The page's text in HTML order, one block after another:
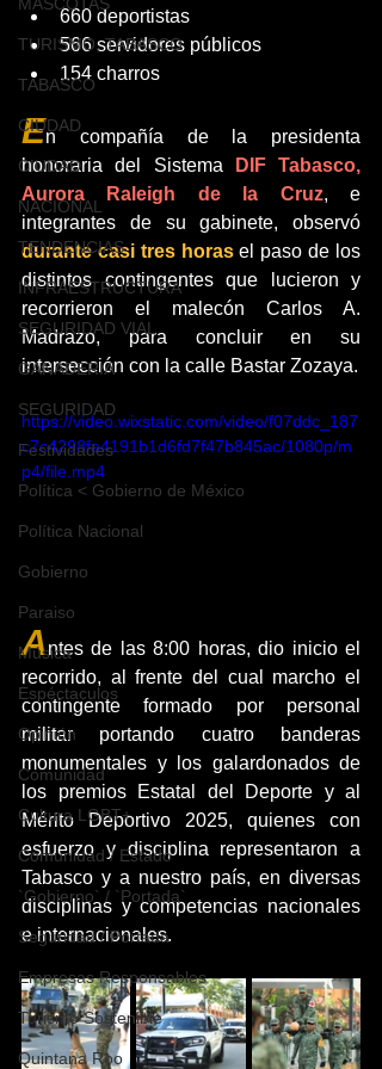
TURISMO, TABASCO
TABASCO
CIUDAD
CIUDAD
NACIONAL
TENDENCIAS
INFRAESTRUCTURA
SEGURIDAD VIAL
GANADERIA
SEGURIDAD
Festividades
Política < Gobierno de México
Política Nacional
Gobierno
Paraiso
Música
Espéctaculos
Opinión
Comunidad
Cultura LGBT+
Comunidad / Estado
`Gobierno` / `Portada`
Seguridad / Portada
Empresas Responsables
Turismo Sostenible
Quintana Roo
660 deportistas
566 servidores públicos
154 charros
En compañía de la presidenta
honoraria del Sistema
DIF Tabasco,
Aurora Raleigh de la Cruz, e
durante casi tres horas el paso de los
distintos contingentes que lucieron y
recorrieron el malecón Carlos A.
Madrazo, para concluir en su
intersección con la calle Bastar Zozaya.
https://video.wixstatic.com/video/f07ddc_187
c7c4298fa4191b1d6fd7f47b845ac/1080p/m
p4/file.mp4
Antes de las 8:00 horas, dio inicio el
recorrido, al frente del cual marcho el
contingente formado por personal
militar portando cuatro banderas
monumentales y los galardonados de
los premios Estatal del Deporte y al
Mérito Deportivo 2025, quienes con
esfuerzo y disciplina representaron a
Tabasco y a nuestro país, en diversas
disciplinas y competencias nacionales
e internacionales.